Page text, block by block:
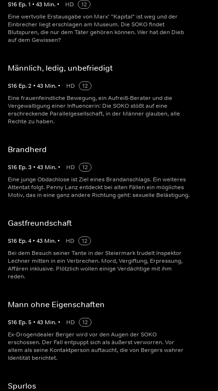
S16 Ep.1 • 43 Min. • HD
12
Eine wertvolle Erstausgabe von Marx' "Kapital" ist weg und der
Einbrecher liegt erschlagen am Museum. Die SOKO findet
Blutspuren, die nur dem Täter gehören können. Wer hat den Dieb
auf dem Gewissen?
Männlich, ledig, unbefriedigt
S16 Ep.2 • 43 Min. • HD
12
Eine frauenfeindliche Bewegung, ein Aufreiß-Berater und die
Vergewaltigung einer Influencerin: Die SOKO stößt auf eine
erschreckende Parallelgesellschaft, in der Männer glauben, alle
Rechte zu haben.
Brandherd
S16 Ep.3 • 43 Min. • HD
12
Eine junge Obdachlose ist Ziel eines Brandanschlags. Ein weiteres
Attentat folgt. Penny Lanz entdeckt bei alten Fällen ein mögliches
Motiv, das in eine ganz andere Richtung geht: sexuelle Belästigung.
Gastfreundschaft
S16 Ep.4 • 43 Min. • HD
12
Bei dem Besuch seiner Tante in der Steiermark trudelt Inspektor
Lechner mitten in ein Verbrechen. Mord, Vergiftung, Erpressung,
Affären inklusive. Plötzlich wollen einige Verdächtige mit ihm
reden.
Mann ohne Eigenschaften
S16 Ep.5 • 43 Min. • HD
12
Ex-Drogendealer Berger wird vor den Augen der SOKO
erschossen. Der Fall entpuppt sich als äußerst verworren. Vor
allem als seine Kontaktperson auftaucht, die von Bergers wahrer
Identität berichtet.
Spurlos